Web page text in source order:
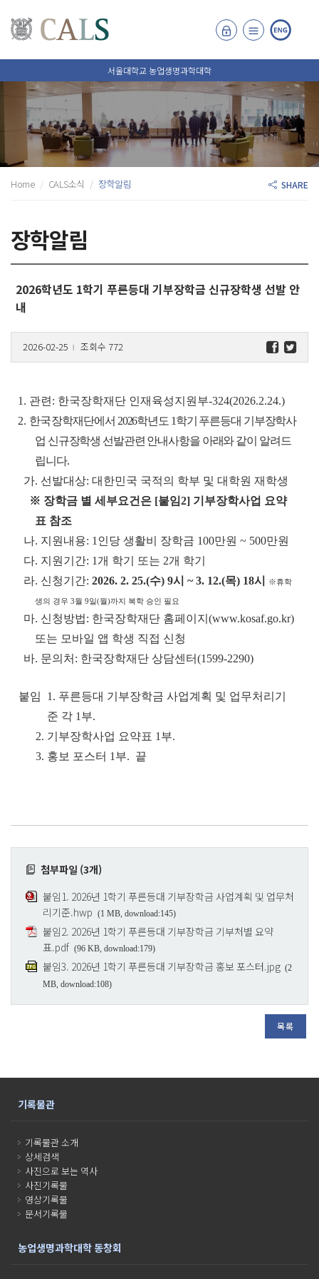
서울대학교 농업생명과학대학
Home CALS소식 장학알림 SHARE
장학알림
2026학년도 1학기 푸른등대 기부장학금 신규장학생 선발 안
내
2026-02-25 l 조회수 772
1. 관련: 한국장학재단 인재육성지원부-324(2026.2.24.)
2. 한국장학재단에서 2026학년도 1학기 푸른등대 기부장학사
업 신규장학생 선발관련 안내사항을 아래와 같이 알려드
립니다.
가. 선발대상: 대한민국 국적의 학부 및 대학원 재학생
※ 장학금 별 세부요건은 [붙임2] 기부장학사업 요약
표 참조
나. 지원내용: 1인당 생활비 장학금 100만원 ~ 500만원
다. 지원기간: 1개 학기 또는 2개 학기
라. 신청기간: 2026. 2. 25.(수) 9시 ~ 3. 12.(목) 18시 ※휴학
생의 경우 3월 9일(월)까지 복학 승인 필요
마. 신청방법: 한국장학재단 홈페이지(www.kosaf.go.kr)
또는 모바일 앱 학생 직접 신청
바. 문의처: 한국장학재단 상담센터(1599-2290)
붙임 1. 푸른등대 기부장학금 사업계획 및 업무처리기
준 각 1부.
2. 기부장학사업 요약표 1부.
3. 홍보 포스터 1부. 끝
첨부파일 (3개)
붙임1. 2026년 1학기 푸른등대 기부장학금 사업계획 및 업무처
리기준.hwp (1 MB, download:145)
붙임2. 2026년 1학기 푸른등대 기부장학금 기부처별 요약
표.pdf (96 KB, download:179)
붙임3. 2026년 1학기 푸른등대 기부장학금 홍보 포스터.jpg (2
MB, download:108)
목록
기록물관
기록물관 소개
상세검색
사진으로 보는 역사
사진기록물
영상기록물
문서기록물
농업생명과학대학 동창회